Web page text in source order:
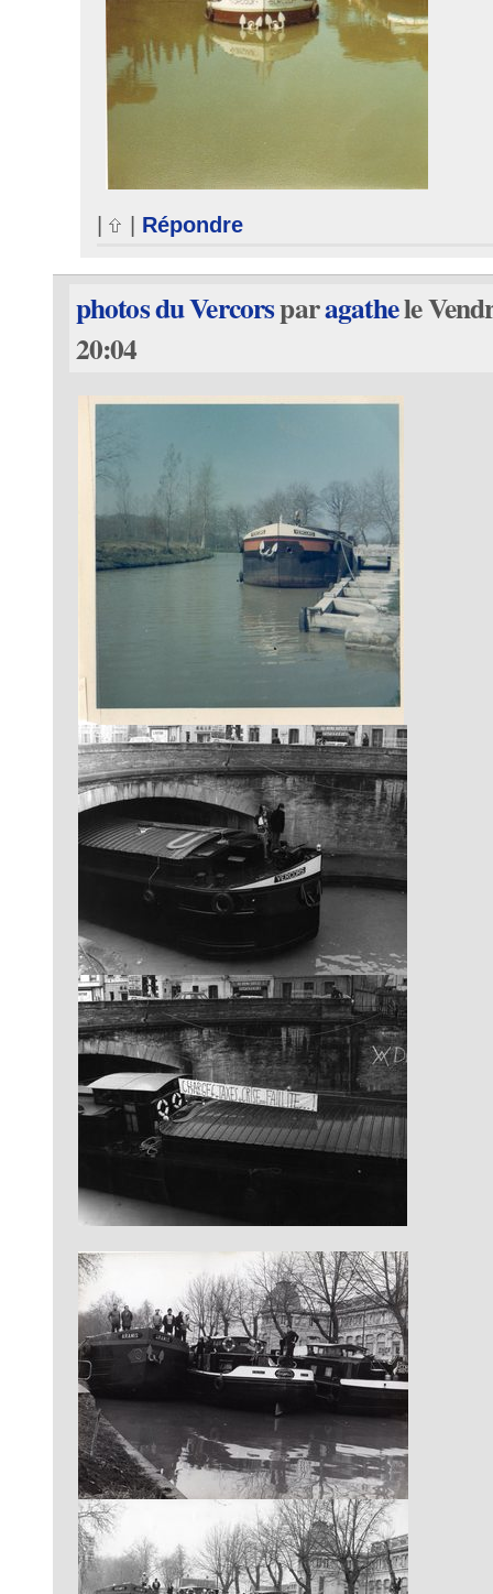
| Répondre
photos du Vercorsparagathele
20:04